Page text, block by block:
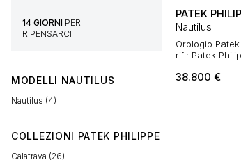
14 GIORNI PER
RIPENSARCI
MODELLI NAUTILUS
Nautilus (4)
COLLEZIONI PATEK PHILIPPE
Calatrava (26)
PATEK
Nautilus
Orologio
rif.: Patek
38.800 €